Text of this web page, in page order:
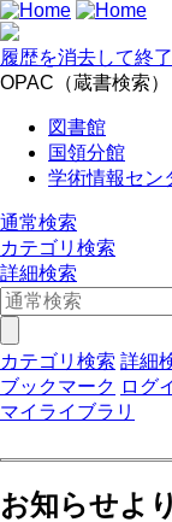
履歴を消去して終了
OPAC（蔵書検索）
図書館
国領分館
学術情報セン
通常検索
カテゴリ検索
詳細検索
カテゴリ検索 詳細
ブックマーク ログ
マイライブラリ
お知らせよ